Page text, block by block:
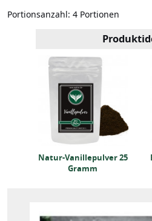
Portionsanzahl: 4 Portionen
Natur-Vanillepulver 25
Gramm